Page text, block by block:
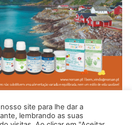
site para lhe dar a
lembrando as suas